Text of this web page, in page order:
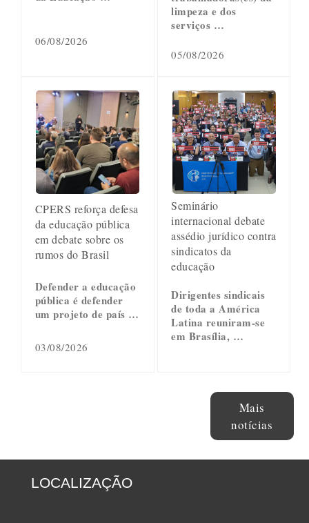
06/08/2026
limpeza e dos
serviços …
05/08/2026
CPERS reforça defesa
da educação pública
em debate sobre os
rumos do Brasil
Defender a educação
pública é defender
um projeto de país …
03/08/2026
Seminário
internacional debate
assédio jurídico contra
sindicatos da
educação
Dirigentes sindicais
de toda a América
Latina reuniram-se
em Brasília, …
Mais
notícias
LOCALIZAÇÃO